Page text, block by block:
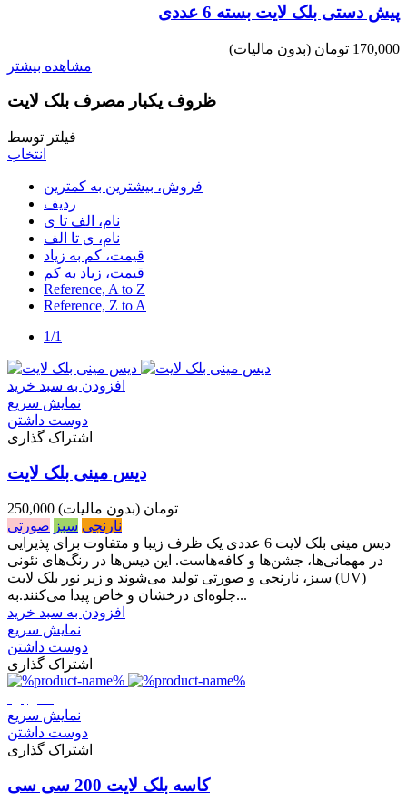
پیش دستی بلک لایت بسته 6 عددی
170,000 تومان
(بدون مالیات)
مشاهده بیشتر
ظروف یکبار مصرف بلک لایت
فیلتر توسط
انتخاب
فروش، بیشترین به کمترین
ردیف
نام، الف تا ی
نام، ی تا الف
قیمت، کم به زیاد
قیمت، زیاد به کم
Reference, A to Z
Reference, Z to A
1/1
افزودن به سبد خرید
نمایش سریع
دوست داشتن
اشتراک گذاری
دیس مینی بلک لایت
250,000 تومان (بدون مالیات)
نارنجی سبز صورتی
دیس مینی بلک لایت 6 عددی یک ظرف زیبا و متفاوت برای پذیرایی
در مهمانی‌ها، جشن‌ها و کافه‌هاست. این دیس‌ها در رنگ‌های نئونی
سبز، نارنجی و صورتی تولید می‌شوند و زیر نور بلک لایت (UV)
جلوه‌ای درخشان و خاص پیدا می‌کنند.به...
افزودن به سبد خرید
نمایش سریع
دوست داشتن
اشتراک گذاری
نمایش سریع
دوست داشتن
اشتراک گذاری
کاسه بلک لایت 200 سی سی